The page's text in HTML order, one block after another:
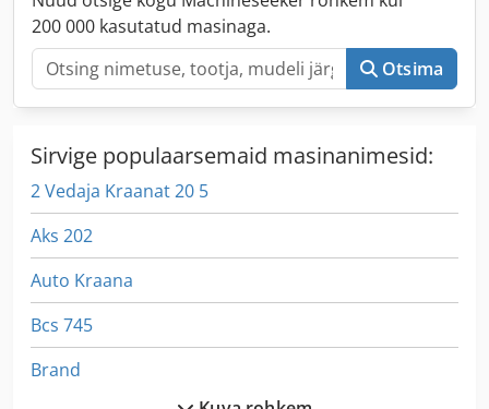
200 000 kasutatud masinaga.
Otsima
Sirvige populaarsemaid masinanimesid:
2 Vedaja Kraanat 20 5
Aks 202
Auto Kraana
Bcs 745
Brand